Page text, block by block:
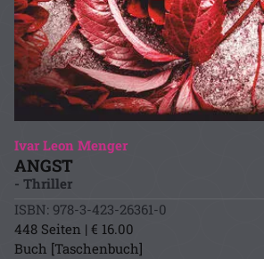
Ivar Leon Menger
ANGST
- Thriller
ISBN: 978-3-423-26361-0
448 Seiten | € 16.00
Buch [Taschenbuch]